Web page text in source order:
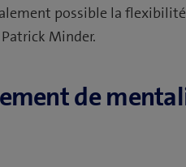
possible la
Minder.
de